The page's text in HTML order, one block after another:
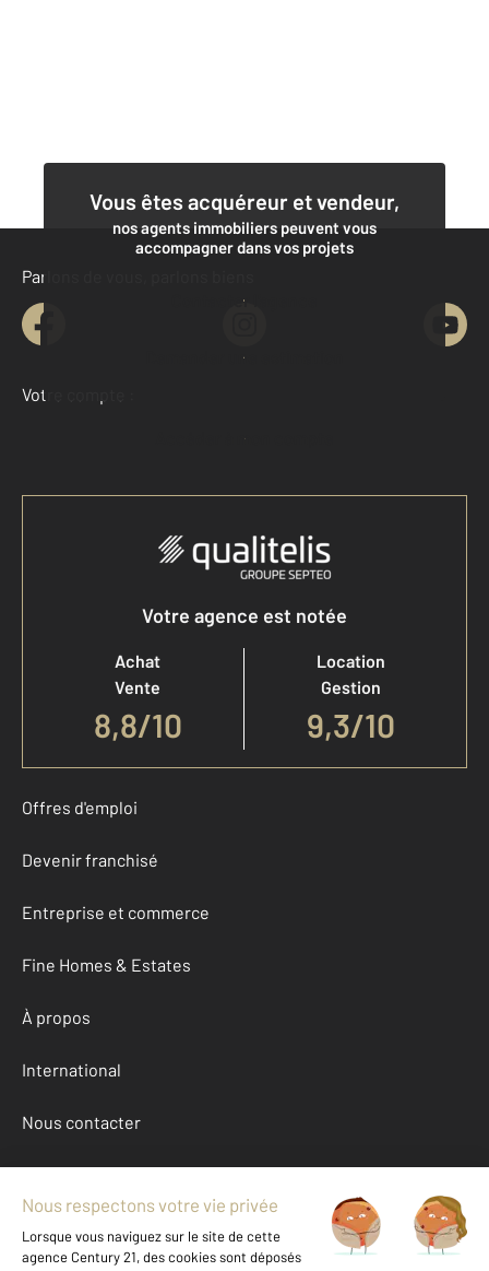
Vous êtes acquéreur et vendeur,
nos agents immobiliers peuvent vous
accompagner dans vos projets
Contacter l'agence
Demander une estimation
Parlons de vous, parlons biens
Votre compte :
Accéder à mon compte
Votre agence est notée
Achat
Vente
8,8/10
Location
Gestion
9,3/10
Offres d'emploi
Devenir franchisé
Entreprise et commerce
Fine Homes & Estates
À propos
International
Nous contacter
Mentions légales & CGU et Barèmes d'honoraires
Données personnelles